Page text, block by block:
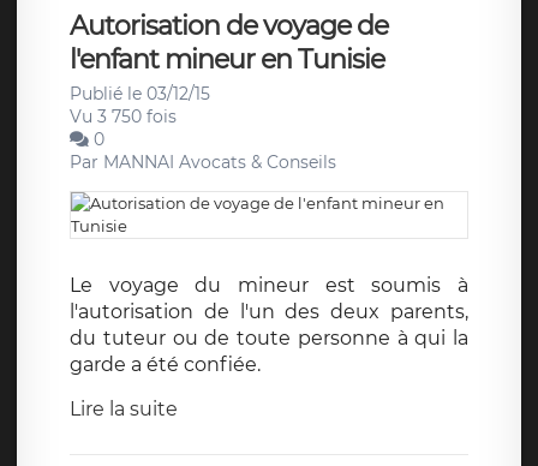
Autorisation de voyage de
l'enfant mineur en Tunisie
Publié le 03/12/15
Vu 3 750 fois
0
Par MANNAI Avocats & Conseils
Le voyage du mineur est soumis à
l'autorisation de l'un des deux parents,
du tuteur ou de toute personne à qui la
garde a été confiée.
Lire la suite